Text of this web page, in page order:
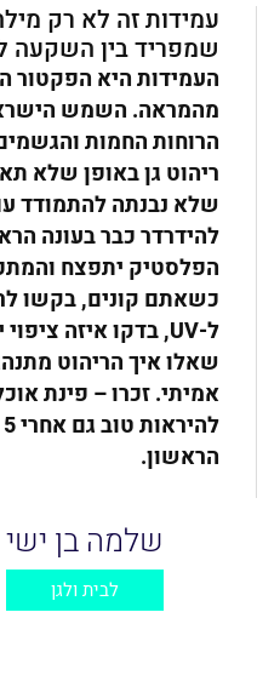
עמידות זה לא רק
שמפריד בין השקעה
העמידות היא הפקטור
מהמראה. השמש
הרוחות החמות
ריהוט גן באופן שלא
שלא נבנתה להתמודד
להידרדר כבר בעונה
הפלסטיק יתפצח
כשאתם קונים, בקשו
ל-UV,
בדקו איזה
שאלו איך הריהוט
אמיתי. זכרו – פינת
הראשון.
שלמה בן ישי
לבית ולגן